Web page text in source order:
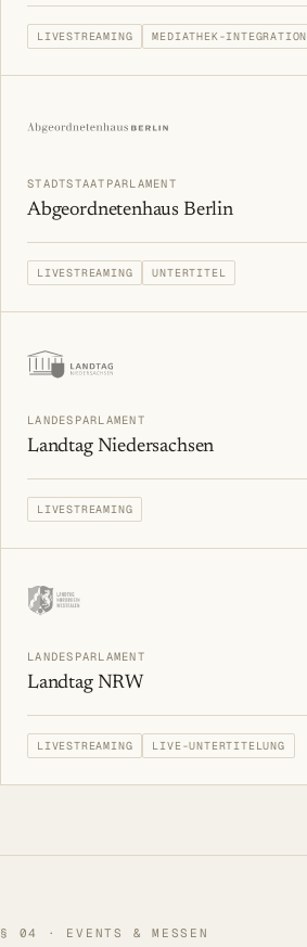
LIVESTREAMING MEDIATHEK-INTEGRATION
STADTSTAATPARLAMENT
Abgeordnetenhaus Berlin
LIVESTREAMING UNTERTITEL
LANDESPARLAMENT
Landtag Niedersachsen
LIVESTREAMING
LANDESPARLAMENT
Landtag NRW
LIVESTREAMING LIVE-UNTERTITELUNG
§ 04 · EVENTS & MESSEN